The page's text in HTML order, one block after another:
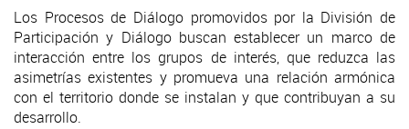
Los Procesos de Diálogo promovidos por la División de
Participación y Diálogo buscan establecer un marco de
interacción entre los grupos de interés, que reduzca las
asimetrías existentes y promueva una relación armónica
con el territorio donde se instalan y que contribuyan a su
desarrollo.